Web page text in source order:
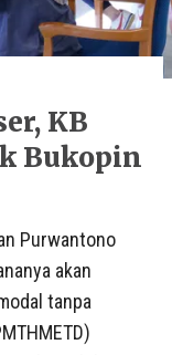
KB
Bukopin
Purwantono
akan
tanpa